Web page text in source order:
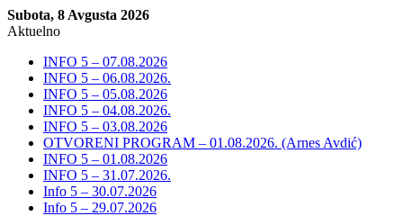
Subota, 8 Avgusta 2026
Aktuelno
INFO 5 – 07.08.2026
INFO 5 – 06.08.2026.
INFO 5 – 05.08.2026
INFO 5 – 04.08.2026.
INFO 5 – 03.08.2026
OTVORENI PROGRAM – 01.08.2026. (Arnes Avdić)
INFO 5 – 01.08.2026
INFO 5 – 31.07.2026.
Info 5 – 30.07.2026
Info 5 – 29.07.2026